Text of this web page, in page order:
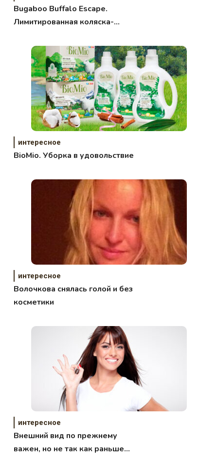
Bugaboo Buffalo Escape.
Лимитированная коляска-
интересное
BioMio. Уборка в удовольствие
интересное
Волочкова снялась голой и без
косметики
интересное
Внешний вид по прежнему
важен, но не так как раньше…